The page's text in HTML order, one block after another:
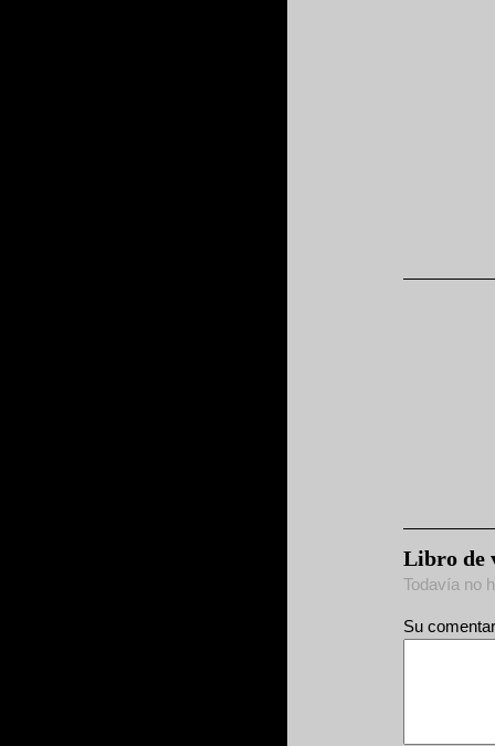
Libro de
Todavía no
Su